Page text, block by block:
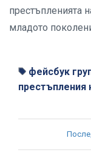
престъпленията
младото
фейсбук
престъпления